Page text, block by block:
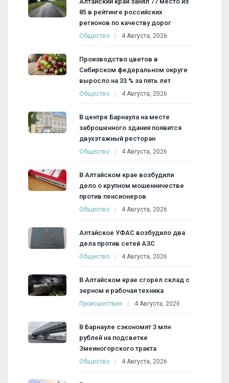
85 в рейтинге российских
регионов по качеству дорог
Общество 4 Августа, 2026
Производство цветов в
Сибирском федеральном округе
выросло на 33 % за пять лет
Общество 4 Августа, 2026
В центре Барнаула на месте
заброшенного здания появится
двухэтажный ресторан
Общество 4 Августа, 2026
В Алтайском крае возбудили
дело о крупном мошенничестве
против пенсионеров
Общество 4 Августа, 2026
Алтайское УФАС возбудило два
дела против сетей АЗС
Общество 4 Августа, 2026
В Алтайском крае сгорел склад с
зерном и рабочая техника
Происшествия 4 Августа, 2026
В Барнауле сэкономят 3 млн
рублей на подсветке
Змеиногорского тракта
Общество 4 Августа, 2026